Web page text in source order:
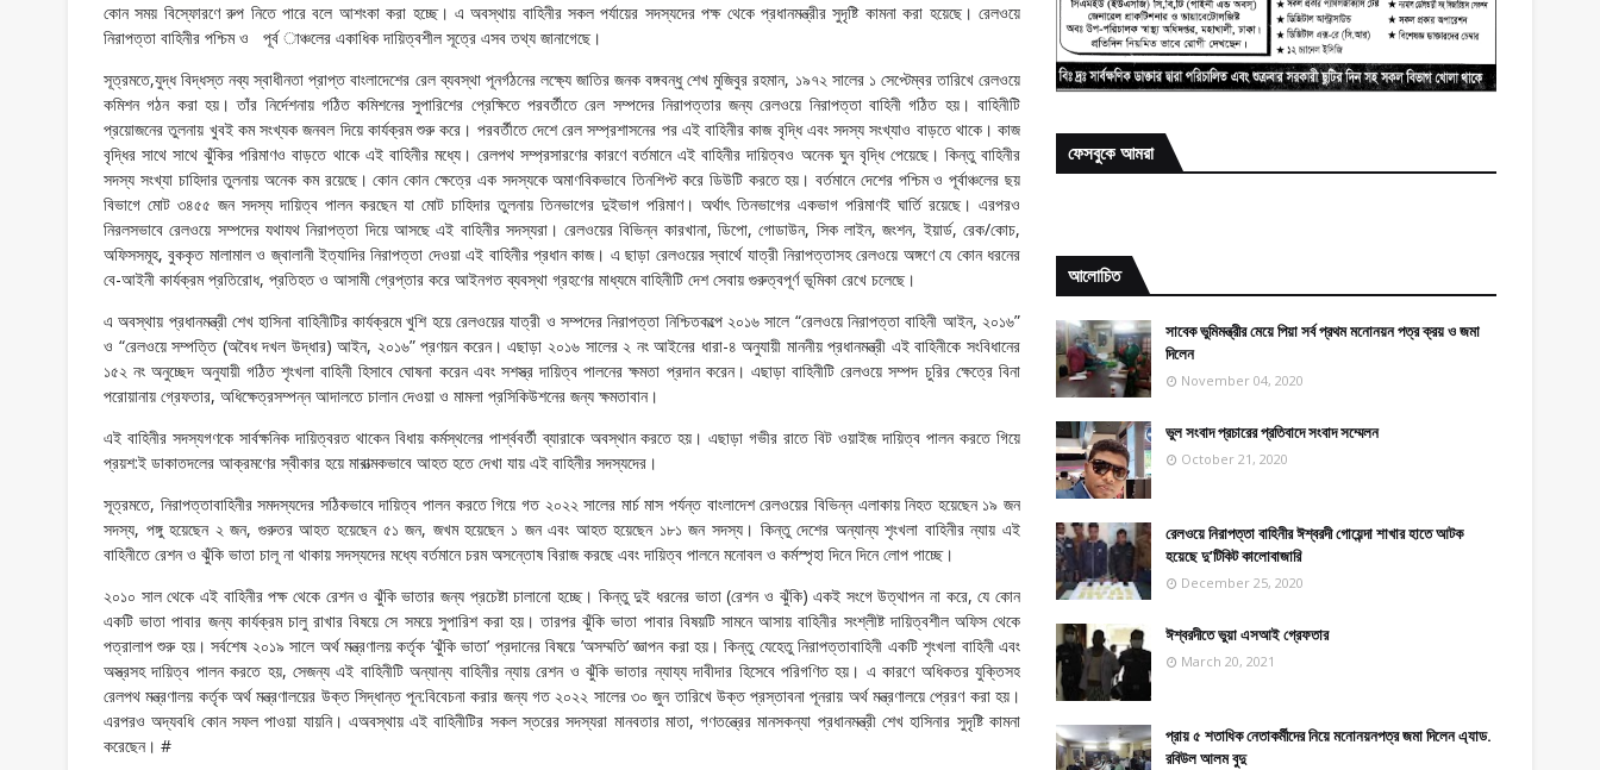
কোন সময় বিস্ফোরণে রুপ নিতে পারে বলে আশংকা করা হচ্ছে। এ অবস্থায় বাহিনীর সকল পর্যায়ের সদস্যদের পক্ষ থেকে প্রধানমন্ত্রীর সুদৃষ্টি কামনা করা হয়েছে। রেলওয়ে
নিরাপত্তা বাহিনীর পশ্চিম ও পূর্ব াঞ্চলের একাধিক দায়িত্বশীল সূত্রে এসব তথ্য জানাগেছে।
সূত্রমতে,যুদ্ধ বিদ্ধস্ত নব্য স্বাধীনতা প্রাপ্ত বাংলাদেশের রেল ব্যবস্থা পূনর্গঠনের লক্ষ্যে জাতির জনক বঙ্গবন্ধু শেখ মুজিবুর রহমান, ১৯৭২ সালের ১ সেপ্টেম্বর তারিখে রেলওয়ে
কমিশন গঠন করা হয়। তাঁর নির্দেশনায় গঠিত কমিশনের সুপারিশের প্রেক্ষিতে পরবর্তীতে রেল সম্পদের নিরাপত্তার জন্য রেলওয়ে নিরাপত্তা বাহিনী গঠিত হয়। বাহিনীটি
প্রয়োজনের তুলনায় খুবই কম সংখ্যক জনবল দিয়ে কার্যক্রম শুরু করে। পরবর্তীতে দেশে রেল সম্প্রশাসনের পর এই বাহিনীর কাজ বৃদ্ধি এবং সদস্য সংখ্যাও বাড়তে থাকে। কাজ
বৃদ্ধির সাথে সাথে ঝুঁকির পরিমাণও বাড়তে থাকে এই বাহিনীর মধ্যে। রেলপথ সম্প্রসারণের কারণে বর্তমানে এই বাহিনীর দায়িত্বও অনেক ঘুন বৃদ্ধি পেয়েছে। কিন্তু বাহিনীর
সদস্য সংখ্যা চাহিদার তুলনায় অনেক কম রয়েছে। কোন কোন ক্ষেত্রে এক সদস্যকে অমাণবিকভাবে তিনশিপ্ট করে ডিউটি করতে হয়। বর্তমানে দেশের পশ্চিম ও পূর্বাঞ্চলের ছয়
বিভাগে মোট ৩৪৫৫ জন সদস্য দায়িত্ব পালন করছেন যা মোট চাহিদার তুলনায় তিনভাগের দুইভাগ পরিমাণ। অর্থাৎ তিনভাগের একভাগ পরিমাণই ঘার্তি রয়েছে। এরপরও
নিরলসভাবে রেলওয়ে সম্পদের যথাযথ নিরাপত্তা দিয়ে আসছে এই বাহিনীর সদস্যরা। রেলওয়ের বিভিন্ন কারখানা, ডিপো, গোডাউন, সিক লাইন, জংশন, ইয়ার্ড, রেক/কোচ,
অফিসসমূহ, বুককৃত মালামাল ও জ্বালানী ইত্যাদির নিরাপত্তা দেওয়া এই বাহিনীর প্রধান কাজ। এ ছাড়া রেলওয়ের স্বার্থে যাত্রী নিরাপত্তাসহ রেলওয়ে অঙ্গণে যে কোন ধরনের
বে-আইনী কার্যক্রম প্রতিরোধ, প্রতিহত ও আসামী গ্রেপ্তার করে আইনগত ব্যবস্থা গ্রহণের মাধ্যমে বাহিনীটি দেশ সেবায় গুরুত্বপূর্ণ ভূমিকা রেখে চলেছে।
এ অবস্থায় প্রধানমন্ত্রী শেখ হাসিনা বাহিনীটির কার্যক্রমে খুশি হয়ে রেলওয়ের যাত্রী ও সম্পদের নিরাপত্তা নিশ্চিতকল্পে ২০১৬ সালে “রেলওয়ে নিরাপত্তা বাহিনী আইন, ২০১৬”
ও “রেলওয়ে সম্পত্তি (অবৈধ দখল উদ্ধার) আইন, ২০১৬” প্রণয়ন করেন। এছাড়া ২০১৬ সালের ২ নং আইনের ধারা-৪ অনুযায়ী মাননীয় প্রধানমন্ত্রী এই বাহিনীকে সংবিধানের
১৫২ নং অনুচ্ছেদ অনুযায়ী গঠিত শৃংখলা বাহিনী হিসাবে ঘোষনা করেন এবং সশস্ত্র দায়িত্ব পালনের ক্ষমতা প্রদান করেন। এছাড়া বাহিনীটি রেলওয়ে সম্পদ চুরির ক্ষেত্রে বিনা
পরোয়ানায় গ্রেফতার, অধিক্ষেত্রসম্পন্ন আদালতে চালান দেওয়া ও মামলা প্রসিকিউশনের জন্য ক্ষমতাবান।
এই বাহিনীর সদস্যগণকে সার্বক্ষনিক দায়িত্বরত থাকেন বিধায় কর্মস্থলের পার্শ্ববর্তী ব্যারাকে অবস্থান করতে হয়। এছাড়া গভীর রাতে বিট ওয়াইজ দায়িত্ব পালন করতে গিয়ে
প্রয়শ:ই ডাকাতদলের আক্রমণের স্বীকার হয়ে মারাত্মকভাবে আহত হতে দেখা যায় এই বাহিনীর সদস্যদের।
সূত্রমতে, নিরাপত্তাবাহিনীর সমদস্যদের সঠিকভাবে দায়িত্ব পালন করতে গিয়ে গত ২০২২ সালের মার্চ মাস পর্যন্ত বাংলাদেশ রেলওয়ের বিভিন্ন এলাকায় নিহত হয়েছেন ১৯ জন
সদস্য, পঙ্গু হয়েছেন ২ জন, গুরুতর আহত হয়েছেন ৫১ জন, জখম হয়েছেন ১ জন এবং আহত হয়েছেন ১৮১ জন সদস্য। কিন্তু দেশের অন্যান্য শৃংখলা বাহিনীর ন্যায় এই
বাহিনীতে রেশন ও ঝুঁকি ভাতা চালূ না থাকায় সদস্যদের মধ্যে বর্তমানে চরম অসন্তোষ বিরাজ করছে এবং দায়িত্ব পালনে মনোবল ও কর্মস্পৃহা দিনে দিনে লোপ পাচ্ছে।
২০১০ সাল থেকে এই বাহিনীর পক্ষ থেকে রেশন ও ঝুঁকি ভাতার জন্য প্রচেষ্টা চালানো হচ্ছে। কিন্তু দুই ধরনের ভাতা (রেশন ও ঝুঁকি) একই সংগে উত্থাপন না করে, যে কোন
একটি ভাতা পাবার জন্য কার্যক্রম চালু রাখার বিষয়ে সে সময়ে সুপারিশ করা হয়। তারপর ঝুঁকি ভাতা পাবার বিষয়টি সামনে আসায় বাহিনীর সংশ্লীষ্ট দায়িত্বশীল অফিস থেকে
পত্রালাপ শুরু হয়। সর্বশেষ ২০১৯ সালে অর্থ মন্ত্রণালয় কর্তৃক ‘ঝুঁকি ভাতা’ প্রদানের বিষয়ে ’অসম্মতি’ জ্ঞাপন করা হয়। কিন্তু যেহেতু নিরাপত্তাবাহিনী একটি শৃংখলা বাহিনী এবং
অস্ত্রসহ দায়িত্ব পালন করতে হয়, সেজন্য এই বাহিনীটি অন্যান্য বাহিনীর ন্যায় রেশন ও ঝুঁকি ভাতার ন্যায্য দাবীদার হিসেবে পরিগণিত হয়। এ কারণে অধিকতর যুক্তিসহ
রেলপথ মন্ত্রণালয় কর্তৃক অর্থ মন্ত্রণালয়ের উক্ত সিদ্ধান্ত পূন:বিবেচনা করার জন্য গত ২০২২ সালের ৩০ জুন তারিখে উক্ত প্রস্তাবনা পূনরায় অর্থ মন্ত্রণালয়ে প্রেরণ করা হয়।
এরপরও অদ্যবধি কোন সফল পাওয়া যায়নি। এঅবস্থায় এই বাহিনীটির সকল স্তরের সদস্যরা মানবতার মাতা, গণতন্ত্রের মানসকন্যা প্রধানমন্ত্রী শেখ হাসিনার সুদৃষ্টি কামনা
করেছেন। #
ফেসবুকে আমরা
আলোচিত
সাবেক ভুমিমন্ত্রীর মেয়ে পিয়া সর্ব প্রথম মনোনয়ন পত্র ক্রয় ও জমা
দিলেন
November 04, 2020
ভুল সংবাদ প্রচারের প্রতিবাদে সংবাদ সম্মেলন
October 21, 2020
রেলওয়ে নিরাপত্তা বাহিনীর ঈশ্বরদী গোয়েন্দা শাখার হাতে আটক
হয়েছে দু’টিকিট কালোবাজারি
December 25, 2020
ঈশ্বরদীতে ভুয়া এসআই গ্রেফতার
March 20, 2021
প্রায় ৫ শতাধিক নেতাকর্মীদের নিয়ে মনোনয়নপত্র জমা দিলেন এ্যাড.
রবিউল আলম বুদু